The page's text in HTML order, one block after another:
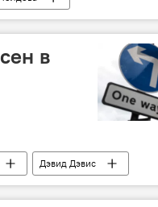
людьми
в
Дэвид Дэвис